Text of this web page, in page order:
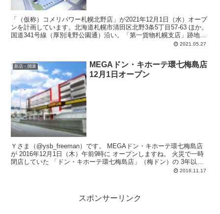
「（仮称）コメリパワー札幌北野店」が2021年12月1日（水）オープ
ンを計画しています。北海道札幌市清田区北野3条5丁目57-63 ほか。
国道341号線（厚別滝野公園通）沿い。「第一貨物札幌支店」跡地。
計画では、店舗面積：7,134平方メートル、駐車場：231台、駐輪
2021.05.27
新店・開業
MEGAドン・キホーテ環七梅島店
12月1日オープン
Ｙさま（@ysb_freeman）です。 MEGAドン・キホーテ環七梅島店
が 2016年12月1日（木）午前9時に オープンしますね。 火災で一時
閉店していた 「ドン・キホーテ環七梅島店」（梅ドン）の 3年以上
2016.11.17
スポンサーリンク